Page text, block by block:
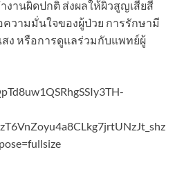
งานผิดปกติ ส่งผลให้ผิวสูญเสียสี
วามมั่นใจของผู้ป่วย การรักษามี
ง หรือการดูแลร่วมกับแพทย์ผู้